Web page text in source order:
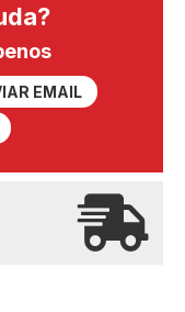
EMAIL